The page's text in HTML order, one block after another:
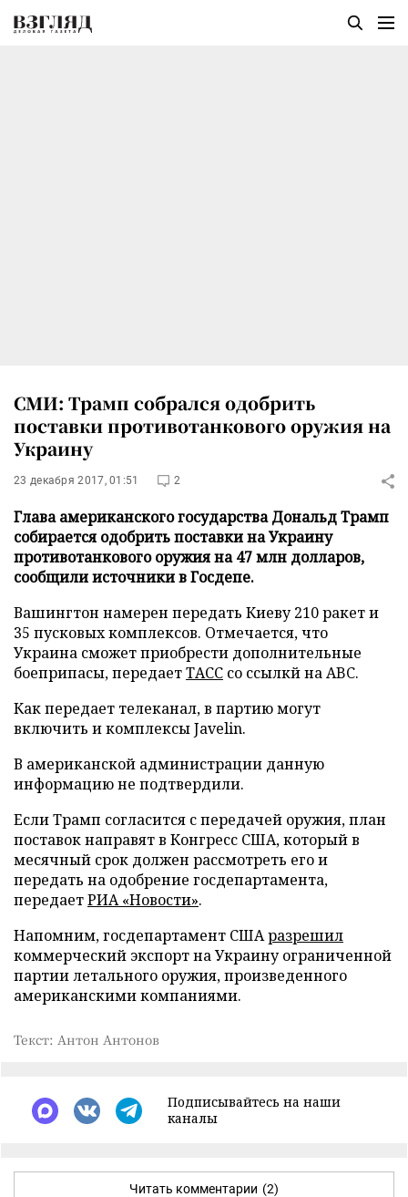
СМИ: Трамп собрался одобрить
поставки противотанкового оружия на
Украину
23 декабря 2017, 01:51 2
Глава американского государства Дональд Трамп
собирается одобрить поставки на Украину
противотанкового оружия на 47 млн долларов,
сообщили источники в Госдепе.
Вашингтон намерен передать Киеву 210 ракет и
35 пусковых комплексов. Отмечается, что
Украина сможет приобрести дополнительные
боеприпасы, передаетТАСС со ссылкй на ABC.
Как передает телеканал, в партию могут
включить и комплексы Javelin.
В американской администрации данную
информацию не подтвердили.
Если Трамп согласится с передачей оружия, план
поставок направят в Конгресс США, который в
месячный срок должен рассмотреть его и
передать на одобрение госдепартамента,
передаетРИА «Новости».
Напомним, госдепартамент СШАразрешил
коммерческий экспорт на Украину ограниченной
партии летального оружия, произведенного
американскими компаниями.
Текст: Антон Антонов
Подписывайтесь на наши
каналы
Читать комментарии (2)